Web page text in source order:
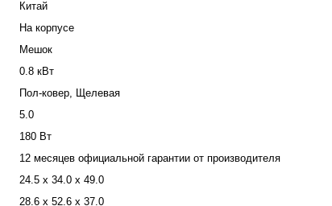
Китай
На корпусе
Мешок
0.8 кВт
Пол-ковер, Щелевая
5.0
180 Вт
12 месяцев официальной гарантии от производителя
24.5 х 34.0 х 49.0
28.6 х 52.6 х 37.0